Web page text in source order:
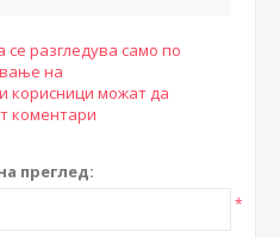
разгледува само по
на
корисници можат да
коментари
преглед:
*